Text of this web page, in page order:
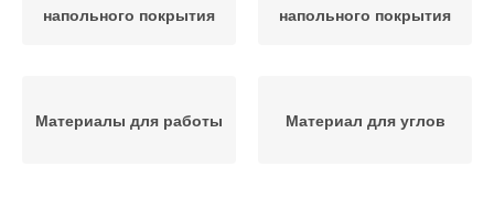
напольного покрытия
напольного покрытия
Материалы для работы Материал для углов